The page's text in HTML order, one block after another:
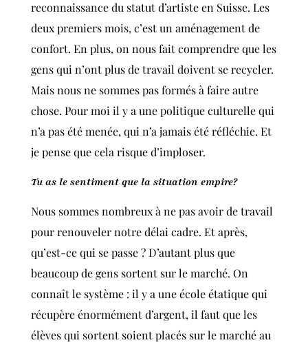
reconnaissance du statut d’artiste en Suisse. Les
deux premiers mois, c’est un aménagement de
confort. En plus, on nous fait comprendre que les
gens qui n’ont plus de travail doivent se recycler.
Mais nous ne sommes pas formés à faire autre
chose. Pour moi il y a une politique culturelle qui
n’a pas été menée, qui n’a jamais été réfléchie. Et
je pense que cela risque d’imploser.
Tu as le sentiment que la situation empire?
Nous sommes nombreux à ne pas avoir de travail
pour renouveler notre délai cadre. Et après,
qu’est-ce qui se passe ? D’autant plus que
beaucoup de gens sortent sur le marché. On
connaît le système : il y a une école étatique qui
récupère énormément d’argent, il faut que les
élèves qui sortent soient placés sur le marché au